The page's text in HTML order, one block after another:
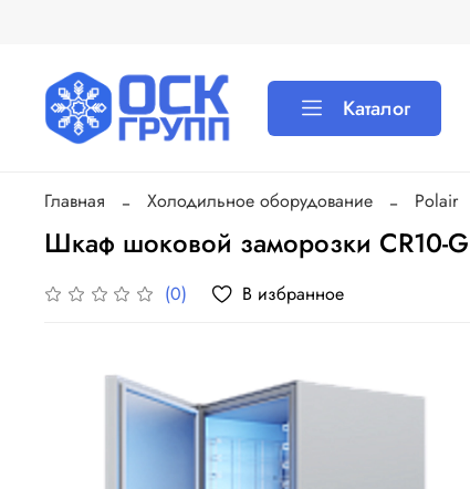
Каталог
Главная Холодильное оборудование Polair
Шкаф шоковой заморозки CR10-G
(0) В избранное